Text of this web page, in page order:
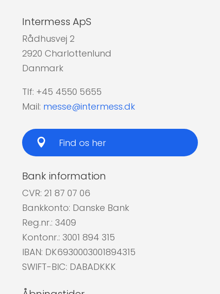
Intermess ApS
Rådhusvej 2
2920 Charlottenlund
Danmark
Tlf: +45 4550 5655
Mail: messe@intermess.dk
 Find os her
Bank information
CVR: 21 87 07 06
Bankkonto: Danske Bank
Reg.nr.: 3409
Kontonr.: 3001 894 315
IBAN: DK6930003001894315
SWIFT-BIC: DABADKKK